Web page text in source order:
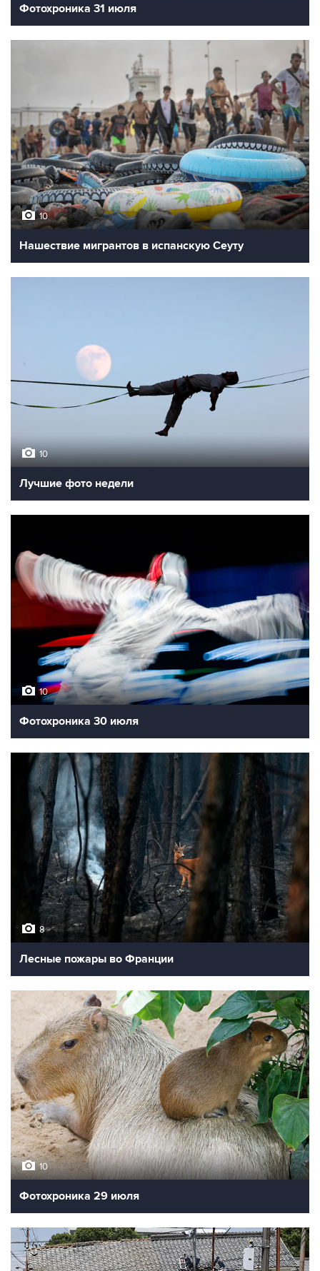
Фотохроника 31 июля
10
Нашествие мигрантов в испанскую Сеуту
10
Лучшие фото недели
10
Фотохроника 30 июля
8
Лесные пожары во Франции
10
Фотохроника 29 июля